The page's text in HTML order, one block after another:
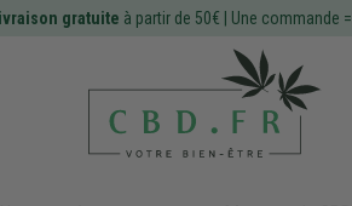
gratuite à partir de 50€ | Une commande =